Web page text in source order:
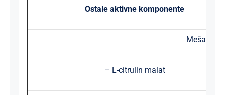
Ostale aktivne komponente
Mešavina
– L-citrulin malat